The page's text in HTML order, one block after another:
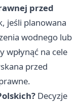
przed
jeśli planowana
wodnego lub
wpłynąć na cele
przed
Decyzje